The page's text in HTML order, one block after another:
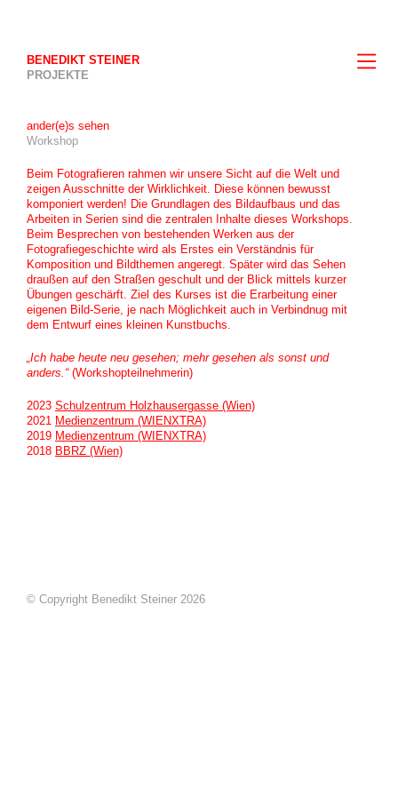
BENEDIKT STEINER
PROJEKTE
ander(e)s sehen
Workshop
Beim Fotografieren rahmen wir unsere Sicht auf die Welt und
zeigen Ausschnitte der Wirklichkeit. Diese können bewusst
komponiert werden! Die Grundlagen des Bildaufbaus und das
Arbeiten in Serien sind die zentralen Inhalte dieses Workshops.
Beim Besprechen von bestehenden Werken aus der
Fotografiegeschichte wird als Erstes ein Verständnis für
Komposition und Bildthemen angeregt. Später wird das Sehen
draußen auf den Straßen geschult und der Blick mittels kurzer
Übungen geschärft. Ziel des Kurses ist die Erarbeitung einer
eigenen Bild-Serie, je nach Möglichkeit auch in Verbindnug mit
dem Entwurf eines kleinen Kunstbuchs.
„Ich habe heute neu gesehen; mehr gesehen als sonst und
anders.“(Workshopteilnehmerin)
2023 Schulzentrum Holzhausergasse (Wien)
2021 Medienzentrum (WIENXTRA)
2019 Medienzentrum (WIENXTRA)
2018 BBRZ (Wien)
© Copyright Benedikt Steiner 2026